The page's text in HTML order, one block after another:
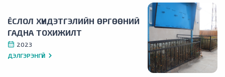
ЁСЛОЛ ХҮНДЭТГЭЛИЙН ӨРГӨӨНИЙ
ГАДНА ТОХИЖИЛТ
2023
ДЭЛГЭРЭНГҮЙ